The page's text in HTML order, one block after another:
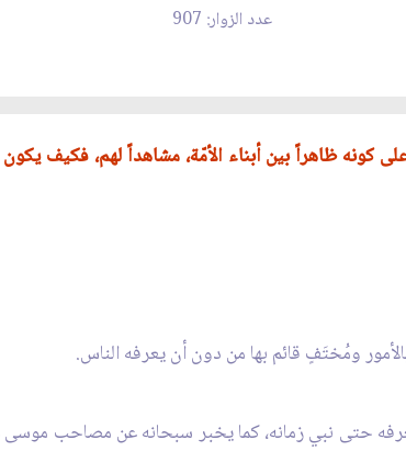
عدد الزوار: 907
كونه ظاهراً بين أبناء الأمّة، مشاهداً لهم، فكيف يكون
ومُختَفٍ قائم بها من دون أن يعرفه الناس.
يعرفه حتى نبي زمانه، كما يخبر سبحانه عن مصاحب موسى